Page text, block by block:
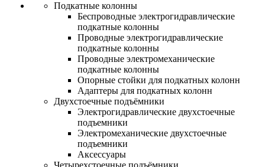
Подкатные колонны
Беспроводные электрогидравлические
подкатные колонны
Проводные электрогидравлические
подкатные колонны
Проводные электромеханические
подкатные колонны
Опорные стойки для подкатных колонн
Адаптеры для подкатных колонн
Двухстоечные подъёмники
Электрогидравлические двухстоечные
подъемники
Электромеханические двухстоечные
подъемники
Аксессуары